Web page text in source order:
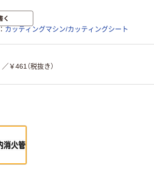
く
カッティングマシン/カッティングシート
／￥461（税抜き）